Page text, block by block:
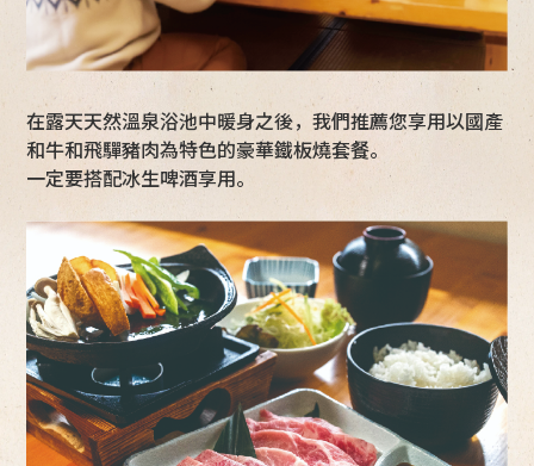
在露天天然溫泉浴池中暖身之後，我們推薦您享用以國產
和牛和飛驒豬肉為特色的豪華鐵板燒套餐。
一定要搭配冰生啤酒享用。